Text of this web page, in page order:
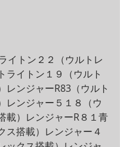
イトン２２（ウルトレ
ライトン１９（ウルト
レンジャーR83（ウルト
レンジャー５１８（ウ
載）レンジャーR８１青
ス搭載）レンジャー４